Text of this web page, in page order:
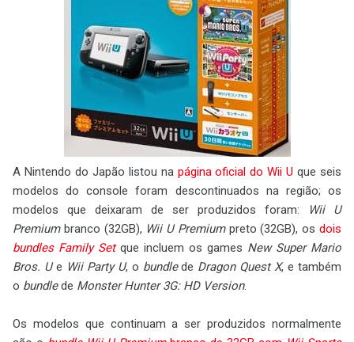
A Nintendo do Japão listou na página oficial do Wii U que seis
modelos do console foram descontinuados na região; os
modelos que deixaram de ser produzidos foram:
Wii U
Premiumbranco (32GB), Wii U Premiumpreto (32GB), osdois
bundles Family Setque incluem os games New Super Mario
Bros. Ue Wii Party U, o bundlede Dragon Quest X, e também
o bundlede Monster Hunter 3G: HD Version.
Os modelos que continuam a ser produzidos normalmente